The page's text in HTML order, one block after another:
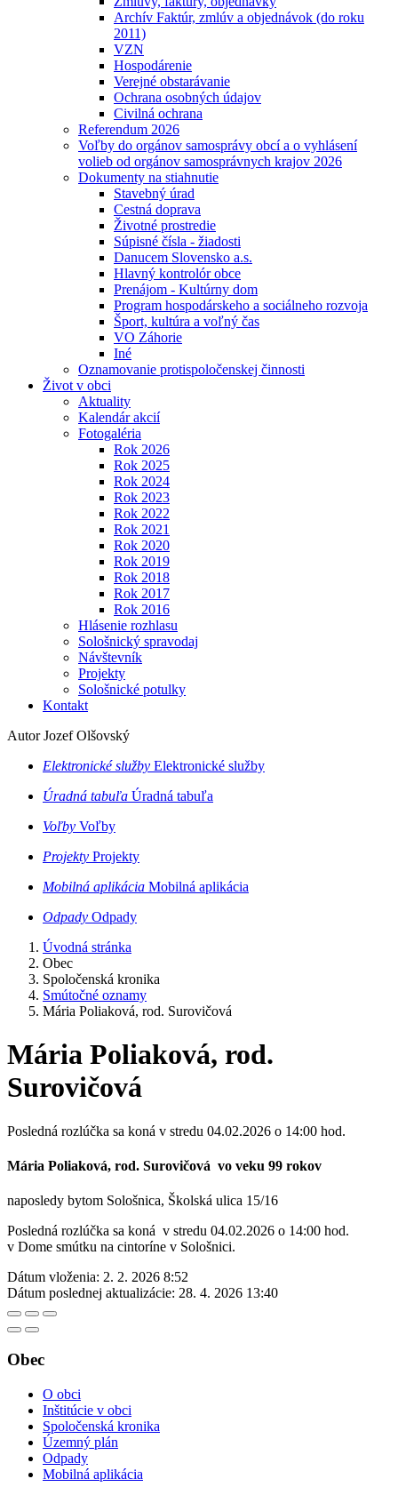
Archív Faktúr, zmlúv a objednávok (do roku
2011)
VZN
Hospodárenie
Verejné obstarávanie
Ochrana osobných údajov
Civilná ochrana
Referendum 2026
Voľby do orgánov samosprávy obcí a o vyhlásení
volieb od orgánov samosprávnych krajov 2026
Dokumenty na stiahnutie
Stavebný úrad
Cestná doprava
Životné prostredie
Súpisné čísla - žiadosti
Danucem Slovensko a.s.
Hlavný kontrolór obce
Prenájom - Kultúrny dom
Program hospodárskeho a sociálneho rozvoja
Šport, kultúra a voľný čas
VO Záhorie
Iné
Oznamovanie protispoločenskej činnosti
Život v obci
Aktuality
Kalendár akcií
Fotogaléria
Rok 2026
Rok 2025
Rok 2024
Rok 2023
Rok 2022
Rok 2021
Rok 2020
Rok 2019
Rok 2018
Rok 2017
Rok 2016
Hlásenie rozhlasu
Sološnický spravodaj
Návštevník
Projekty
Sološnické potulky
Kontakt
Autor Jozef Olšovský
Elektronické služby Elektronické služby
Úradná tabuľa Úradná tabuľa
Voľby Voľby
Projekty Projekty
Mobilná aplikácia Mobilná aplikácia
Odpady Odpady
Úvodná stránka
Obec
Spoločenská kronika
Smútočné oznamy
Mária Poliaková, rod. Surovičová
Mária Poliaková, rod.
Surovičová
Posledná rozlúčka sa koná v stredu 04.02.2026 o 14:00 hod.
Mária Poliaková, rod. Surovičová vo veku 99 rokov
naposledy bytom Sološnica, Školská ulica 15/16
Posledná rozlúčka sa koná v stredu 04.02.2026 o 14:00 hod.
v Dome smútku na cintoríne v Sološnici.
Dátum vloženia: 2. 2. 2026 8:52
Dátum poslednej aktualizácie: 28. 4. 2026 13:40
Obec
O obci
Inštitúcie v obci
Spoločenská kronika
Územný plán
Odpady
Mobilná aplikácia